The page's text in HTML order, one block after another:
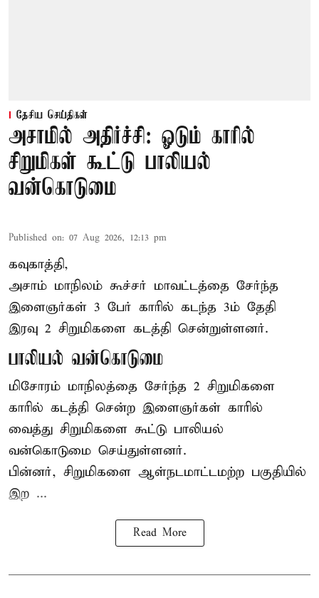
தேசிய செய்திகள்
அசாமில் அதிர்ச்சி: ஓடும் காரில்
சிறுமிகள் கூட்டு பாலியல்
வன்கொடுமை
Published on: 07 Aug 2026, 12:13 pm
கவுகாத்தி,
அசாம் மாநிலம் கூச்சர் மாவட்டத்தை சேர்ந்த
இளைஞர்கள் 3 பேர் காரில் கடந்த 3ம் தேதி
இரவு 2 சிறுமிகளை கடத்தி சென்றுள்ளனர்.
பாலியல் வன்கொடுமை
மிசோரம் மாநிலத்தை சேர்ந்த 2 சிறுமிகளை
காரில் கடத்தி சென்ற இளைஞர்கள் காரில்
வைத்து சிறுமிகளை கூட்டு பாலியல்
வன்கொடுமை செய்துள்ளனர்.
பின்னர், சிறுமிகளை ஆள்நடமாட்டமற்ற பகுதியில்
இற ...
Read More